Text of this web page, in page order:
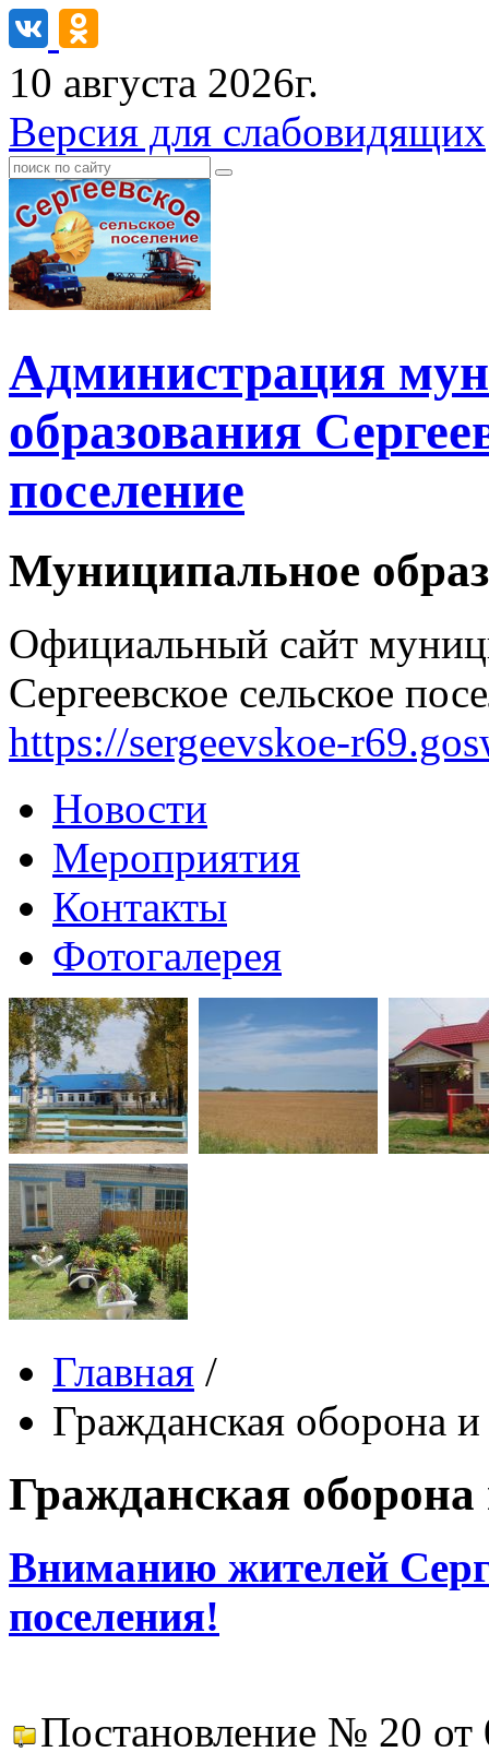
10 августа 2026г.
Версия для слабовидящих
Администрация
образования
поселение
Муниципальное
Официальный сайт
Сергеевское сельское
https://sergeevskoe-
Новости
Мероприятия
Контакты
Фотогалерея
Главная /
Гражданская оборона
Гражданская
Вниманию жителей
поселения!
Постановление № 20